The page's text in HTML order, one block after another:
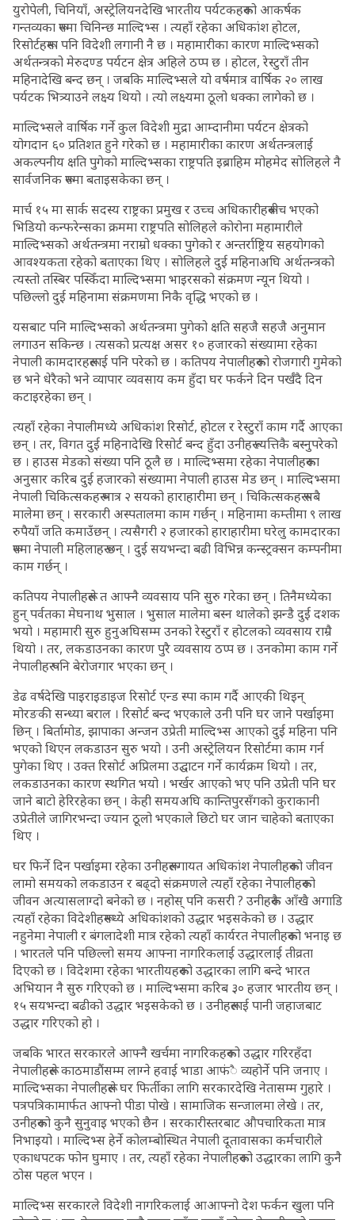
युरोपेली, चिनियाँ, अस्ट्रेलियनदेखि भारतीय पर्यटकहरूको आकर्षक
गन्तव्यका रूपमा चिनिन्छ माल्दिभ्स । त्यहाँ रहेका अधिकांश होटल,
रिसोर्टहरूमा पनि विदेशी लगानी नै छ । महामारीका कारण माल्दिभ्सको
अर्थतन्त्रको मेरुदण्ड पर्यटन क्षेत्र अहिले ठप्प छ । होटल, रेस्टुराँ तीन
महिनादेखि बन्द छन् । जबकि माल्दिभ्सले यो वर्षमात्र वार्षिक २० लाख
पर्यटक भित्र्याउने लक्ष्य थियो । त्यो लक्ष्यमा ठूलो धक्का लागेको छ ।
माल्दिभ्सले वार्षिक गर्ने कुल विदेशी मुद्रा आम्दानीमा पर्यटन क्षेत्रको
योगदान ६० प्रतिशत हुने गरेको छ । महामारीका कारण अर्थतन्त्रलाई
अकल्पनीय क्षति पुगेको माल्दिभ्सका राष्ट्रपति इब्राहिम मोहमेद सोलिहले नै
सार्वजनिक रूपमा बताइसकेका छन् ।
मार्च १५ मा सार्क सदस्य राष्ट्रका प्रमुख र उच्च अधिकारीहरूबीच भएको
भिडियो कन्फरेन्सका क्रममा राष्ट्रपति सोलिहले कोरोना महामारीले
माल्दिभ्सको अर्थतन्त्रमा नराम्रो धक्का पुगेको र अन्तर्राष्ट्रिय सहयोगको
आवश्यकता रहेको बताएका थिए । सोलिहले दुई महिनाअघि अर्थतन्त्रको
त्यस्तो तस्बिर पस्किँदा माल्दिभ्समा भाइरसको संक्रमण न्यून थियो ।
पछिल्लो दुई महिनामा संक्रमणमा निकै वृद्धि भएको छ ।
यसबाट पनि माल्दिभ्सको अर्थतन्त्रमा पुगेको क्षति सहजै सहजै अनुमान
लगाउन सकिन्छ । त्यसको प्रत्यक्ष असर १० हजारको संख्यामा रहेका
नेपाली कामदारहरूलाई पनि परेको छ । कतिपय नेपालीहरूको रोजगारी गुमेको
छ भने धेरैको भने व्यापार व्यवसाय कम हुँदा घर फर्कने दिन पर्खँदै दिन
कटाइरहेका छन् ।
त्यहाँ रहेका नेपालीमध्ये अधिकांश रिसोर्ट, होटल र रेस्टुराँ काम गर्दै आएका
छन् । तर, विगत दुई महिनादेखि रिसोर्ट बन्द हुँदा उनीहरू त्यत्तिकै बस्नुपरेको
छ । हाउस मेडको संख्या पनि ठूलै छ । माल्दिभ्समा रहेका नेपालीहरूका
अनुसार करिब दुई हजारको संख्यामा नेपाली हाउस मेड छन् । माल्दिभ्समा
नेपाली चिकित्सकहरू मात्र २ सयको हाराहारीमा छन् । चिकित्सकहरू सबै
मालेमा छन् । सरकारी अस्पतालमा काम गर्छन् । महिनामा कम्तीमा ९ लाख
रुपैयाँ जति कमाउँछन् । त्यसैगरी २ हजारको हाराहारीमा घरेलु कामदारका
रूपमा नेपाली महिलाहरू छन् । दुई सयभन्दा बढी विभिन्न कन्स्ट्रक्सन कम्पनीमा
काम गर्छन् ।
कतिपय नेपालीहरूले त आफ्नै व्यवसाय पनि सुरु गरेका छन् । तिनैमध्येका
हुन् पर्वतका मेघनाथ भुसाल । भुसाल मालेमा बस्न थालेको झन्डै दुई दशक
भयो । महामारी सुरु हुनुअघिसम्म उनको रेस्टुराँ र होटलको व्यवसाय राम्रै
थियो । तर, लकडाउनका कारण पुरै व्यवसाय ठप्प छ । उनकोमा काम गर्ने
नेपालीहरू पनि बेरोजगार भएका छन् ।
डेढ वर्षदेखि पाइराइडाइज रिसोर्ट एन्ड स्पा काम गर्दै आएकी थिइन्
मोरङकी सन्ध्या बराल । रिसोर्ट बन्द भएकाले उनी पनि घर जाने पर्खाइमा
छिन् । बिर्तामोड, झापाका अन्जन उप्रेती माल्दिभ्स आएको दुई महिना पनि
भएको थिएन लकडाउन सुरु भयो । उनी अस्ट्रेलियन रिसोर्टमा काम गर्न
पुगेका थिए । उक्त रिसोर्ट अप्रिलमा उद्घाटन गर्ने कार्यक्रम थियो । तर,
लकडाउनका कारण स्थगित भयो । भर्खर आएको भए पनि उप्रेती पनि घर
जाने बाटो हेरिरहेका छन् । केही समयअघि कान्तिपुरसँगको कुराकानी
उप्रेतीले जागिरभन्दा ज्यान ठूलो भएकाले छिटो घर जान चाहेको बताएका
थिए ।
घर फिर्ने दिन पर्खाइमा रहेका उनीहरूलगायत अधिकांश नेपालीहरूको जीवन
लामो समयको लकडाउन र बढ्दो संक्रमणले त्यहाँ रहेका नेपालीहरूको
जीवन अत्यासलाग्दो बनेको छ । नहोस् पनि कसरी ? उनीहरूकै आँखै अगाडि
त्यहाँ रहेका विदेशीहरूमध्ये अधिकांशको उद्धार भइसकेको छ । उद्धार
नहुनेमा नेपाली र बंगलादेशी मात्र रहेको त्यहाँ कार्यरत नेपालीहरूको भनाइ छ
। भारतले पनि पछिल्लो समय आफ्ना नागरिकलाई उद्धारलाई तीव्रता
दिएको छ । विदेशमा रहेका भारतीयहरूको उद्धारका लागि बन्दे भारत
अभियान नै सुरु गरिएको छ । माल्दिभ्समा करिब ३० हजार भारतीय छन् ।
१५ सयभन्दा बढीको उद्धार भइसकेको छ । उनीहरूलाई पानी जहाजबाट
उद्धार गरिएको हो ।
जबकि भारत सरकारले आफ्नै खर्चमा नागरिकहरूको उद्धार गरिरहँदा
नेपालीहरूले काठमाडौंसम्म लाग्ने हवाई भाडा आफंै व्यहोर्ने पनि जनाए ।
माल्दिभ्सका नेपालीहरूले घर फिर्तीका लागि सरकारदेखि नेतासम्म गुहारे ।
पत्रपत्रिकामार्फत आफ्नो पीडा पोखे । सामाजिक सन्जालमा लेखे । तर,
उनीहरूको कुनै सुनुवाइ भएको छैन । सरकारीस्तरबाट औपचारिकता मात्र
निभाइयो । माल्दिभ्स हेर्ने कोलम्बोस्थित नेपाली दूतावासका कर्मचारीले
एकाधपटक फोन घुमाए । तर, त्यहाँ रहेका नेपालीहरूको उद्धारका लागि कुनै
ठोस पहल भएन ।
माल्दिभ्स सरकारले विदेशी नागरिकलाई आआफ्नो देश फर्कन खुला पनि